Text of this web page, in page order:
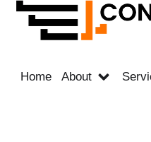
Home About